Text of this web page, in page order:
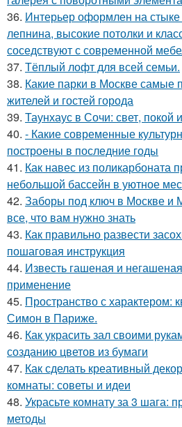
36. Интерьер оформлен на стыке
лепнина, высокие потолки и
соседствуют с современной
37. Тёплый лофт для всей семьи.
38. Какие парки в Москве самые
жителей и гостей города
39. Таунхаус в Сочи: свет, покой
40. - Какие современные
построены в последние годы
41. Как навес из поликарбоната
небольшой бассейн в уютное
42. Заборы под ключ в Москве и
все, что вам нужно знать
43. Как правильно развести
пошаговая инструкция
44. Известь гашеная и
применение
45. Пространство с характером:
Симон в Париже.
46. Как украсить зал своими
созданию цветов из бумаги
47. Как сделать креативный
комнаты: советы и идеи
48. Украсьте комнату за 3 шага:
методы